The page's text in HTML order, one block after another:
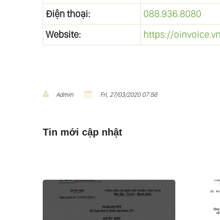
Điện thoại:
088.936.8080
Website:
https://oinvoice.vn
Admin Fri, 27/03/2020 07:56
Tin mới cập nhật